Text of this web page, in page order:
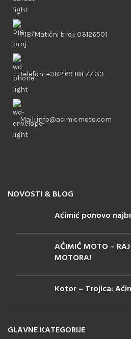
PIB/Matični broj: 03126501
Telefon: +382 69 88 77 33
Mail: info@acimicmoto.com
NOVOSTI & BLOG
Aćimić ponovo
AĆIMIĆ MOTO –
MOTORA!
Kotor – Trojica:
GLAVNE KATEGORIJE